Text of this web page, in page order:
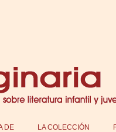
DE LA COLECCIÓN